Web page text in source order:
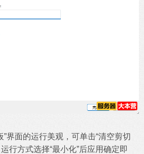
”界面的运行美观，可单击“清空剪切
运行方式选择“最小化”后应用确定即